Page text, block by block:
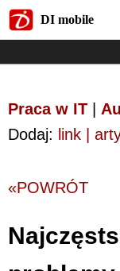
DI mobile
Praca w IT
Dodaj: link |
«POWRÓT
DI mobile